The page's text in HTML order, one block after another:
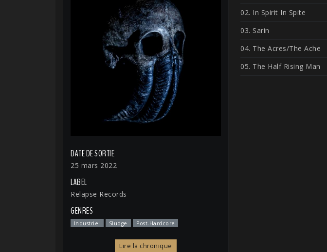
DATE DE SORTIE
25 mars 2022
LABEL
Relapse Records
GENRES
Industriel Sludge Post-Hardcore
Lire la chronique
02. In Spirit In Spite
03. Sarin
04. The Acres/The Ache
05. The Half Rising Man